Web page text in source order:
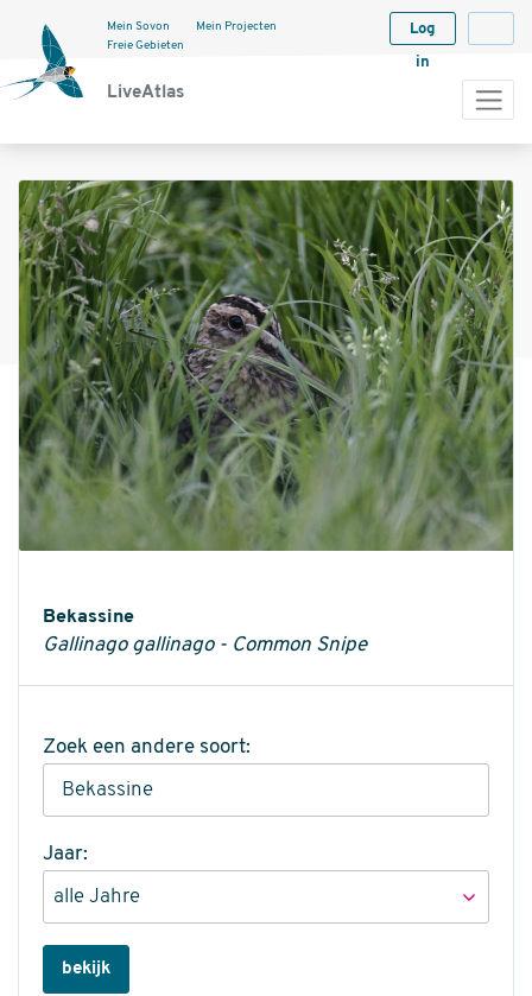
LiveAtlas
Mein Sovon
Mein Projecten
Freie Gebieten
Log
in
Bekassine
Gallinago gallinago - Common Snipe
Zoek een andere soort:
Jaar:
bekijk